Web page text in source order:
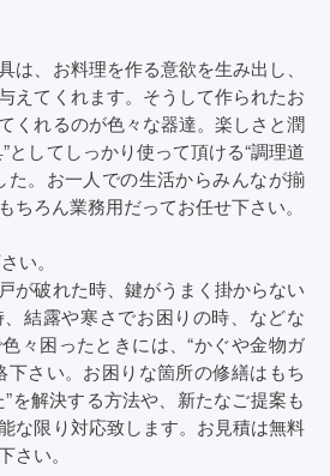
は、お料理を作る意欲を生み出し、
えてくれます。そうして作られたお
くれるのが色々な器達。楽しさと潤
としてしっかり使って頂ける“調理道
た。お一人での生活からみんなが揃
ちろん業務用だってお任せ下さい。
い。
が破れた時、鍵がうまく掛からない
結露や寒さでお困りの時、などな
々困ったときには、“かぐや金物ガ
下さい。お困りな箇所の修繕はもち
を解決する方法や、新たなご提案も
な限り対応致します。お見積は無料
さい。